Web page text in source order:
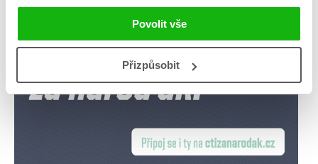
Povolit vše
Přizpůsobit